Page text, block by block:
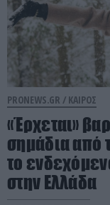
PRONEWS.GR / ΚΑΙΡΟΣ
«Έρχεται»
σημάδια από
το
στην Ελλάδα